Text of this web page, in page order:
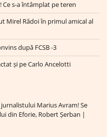
Ce s-a întâmplat pe teren
Mirel Rădoi în primul amical al
după FCSB -3
și pe Carlo Ancelotti
Marius Avram! Se
din Eforie, Robert Șerban |